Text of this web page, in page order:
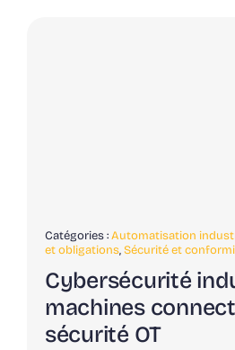
Catégories :Automatisation
et obligations,Sécurité et
Cybersécurité
machines
sécurité OT